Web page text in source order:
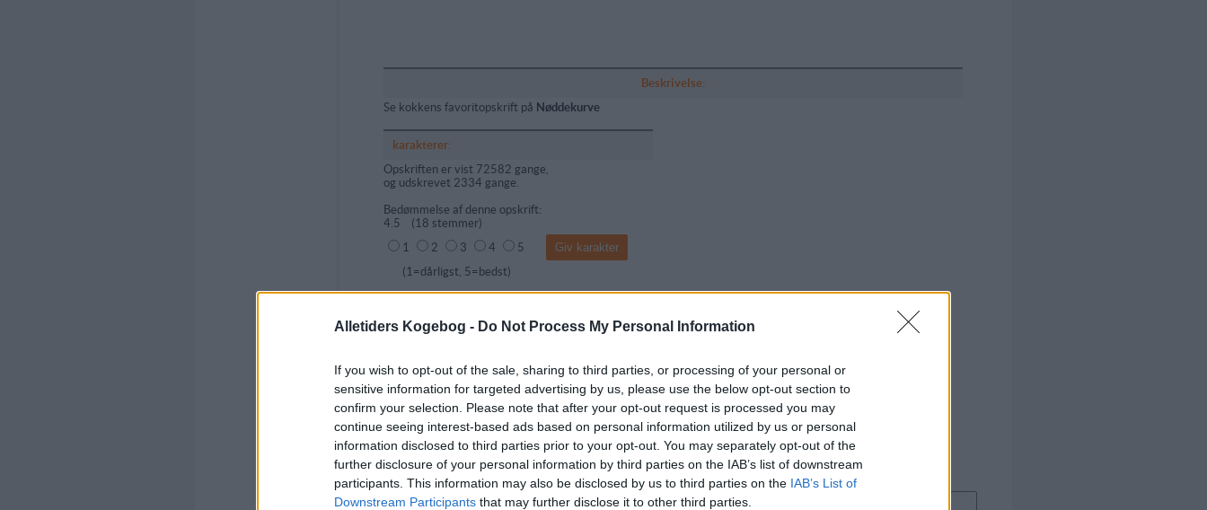
Alletiders Kogebog - Do Not Process My Personal Information
If you wish to opt-out of the sale, sharing to third parties, or processing of your personal or
sensitive information for targeted advertising by us, please use the below opt-out section to
confirm your selection. Please note that after your opt-out request is processed you may
continue seeing interest-based ads based on personal information utilized by us or personal
information disclosed to third parties prior to your opt-out. You may separately opt-out of the
further disclosure of your personal information by third parties on the IAB’s list of downstream
participants. This information may also be disclosed by us to third parties on the IAB’s List of
Downstream Participants that may further disclose it to other third parties.
Beskrivelse:
Se kokkens favoritopskrift på Nøddekurve
karakterer:
Opskriften er vist 72582 gange,
og udskrevet 2334 gange.
Bedømmelse af denne opskrift:
4.5 ( 18 stemmer)
1
2 3 4
5
(1=dårligst, 5=bedst)
Kommentar fra:
Kommentar: